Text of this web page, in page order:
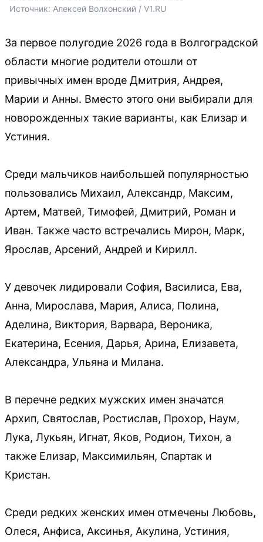
Источник: Алексей Волхонский / V1.RU
За первое полугодие 2026 года в Волгоградской
области многие родители отошли от
привычных имен вроде Дмитрия, Андрея,
Марии и Анны. Вместо этого они выбирали для
новорожденных такие варианты, как Елизар и
Устиния.
Среди мальчиков наибольшей популярностью
пользовались Михаил, Александр, Максим,
Артем, Матвей, Тимофей, Дмитрий, Роман и
Иван. Также часто встречались Мирон, Марк,
Ярослав, Арсений, Андрей и Кирилл.
У девочек лидировали София, Василиса, Ева,
Анна, Мирослава, Мария, Алиса, Полина,
Аделина, Виктория, Варвара, Вероника,
Екатерина, Есения, Дарья, Арина, Елизавета,
Александра, Ульяна и Милана.
В перечне редких мужских имен значатся
Архип, Святослав, Ростислав, Прохор, Наум,
Лука, Лукьян, Игнат, Яков, Родион, Тихон, а
также Елизар, Максимильян, Спартак и
Кристан.
Среди редких женских имен отмечены Любовь,
Олеся, Анфиса, Аксинья, Акулина, Устиния,